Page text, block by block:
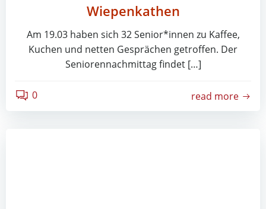
Wiepenkathen
Am 19.03 haben sich 32 Senior*innen zu Kaffee,
Kuchen und netten Gesprächen getroffen. Der
Seniorennachmittag findet […]
0 read more